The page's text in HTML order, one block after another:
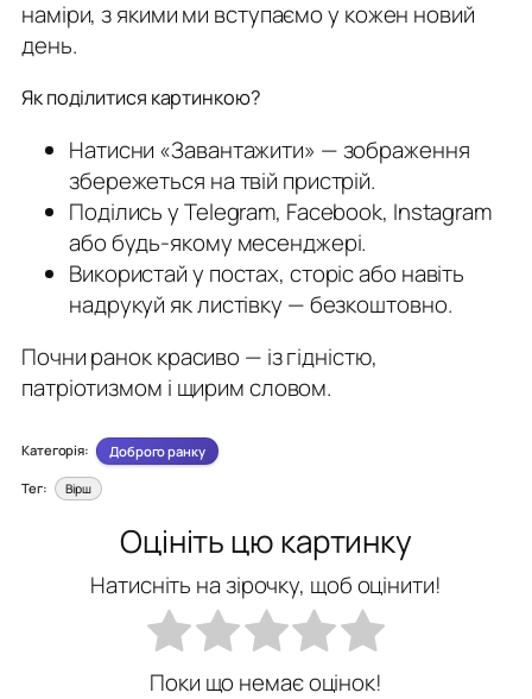
наміри, з якими ми вступаємо у кожен новий
день.
Як поділитися картинкою?
Натисни «Завантажити» — зображення
збережеться на твій пристрій.
Поділись у Telegram, Facebook, Instagram
або будь-якому месенджері.
Використай у постах, сторіс або навіть
надрукуй як листівку — безкоштовно.
Почни ранок красиво — із гідністю,
патріотизмом і щирим словом.
Категорія: Доброго ранку
Тег: Вірш
Оцініть цю картинку
Натисніть на зірочку, щоб оцінити!
Поки що немає оцінок!